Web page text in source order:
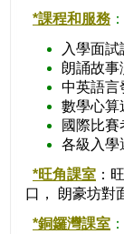
*課程和服務 ：
入學面試
朗誦故事
中英語言
數學心算
國際比賽
各級入學
*旺角課室 ：
口， 朗豪坊對
*銅鑼灣課室 ：